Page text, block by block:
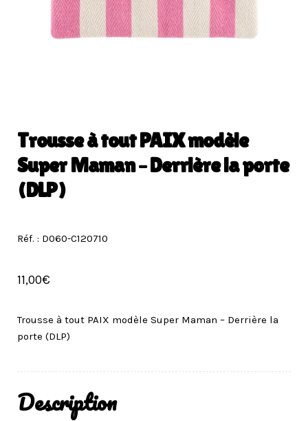
Trousse à tout PAIX modèle
Super Maman – Derrière la porte
(DLP)
Réf. : D060-C120710
11,00€
Trousse à tout PAIX modèle Super Maman – Derrière la
porte (DLP)
Description